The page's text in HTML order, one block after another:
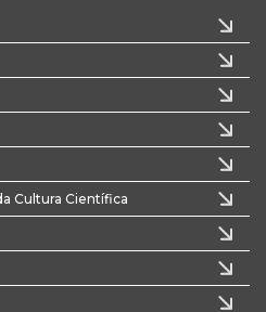
Cultura Científica